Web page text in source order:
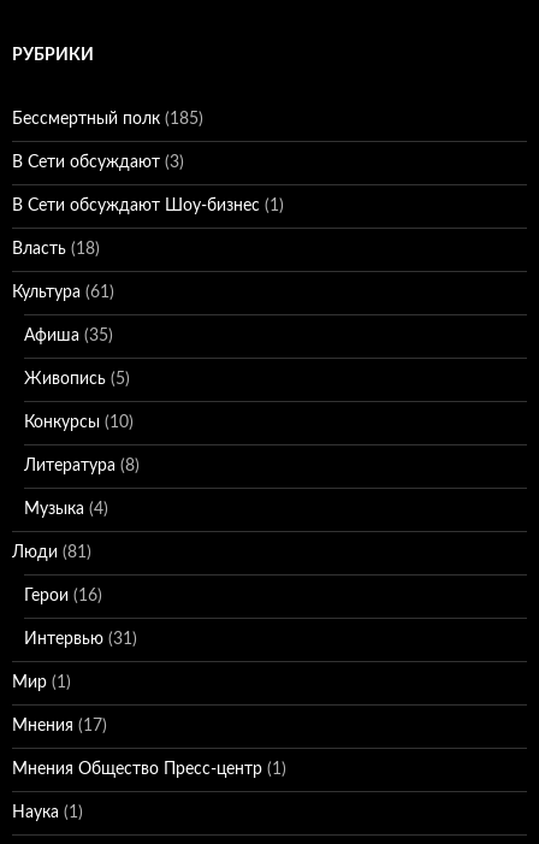
РУБРИКИ
Бессмертный полк (185)
В Сети обсуждают (3)
В Сети обсуждают Шоу-бизнес (1)
Власть (18)
Культура (61)
Афиша (35)
Живопись (5)
Конкурсы (10)
Литература (8)
Музыка (4)
Люди (81)
Герои (16)
Интервью (31)
Мир (1)
Мнения (17)
Мнения Общество Пресс-центр (1)
Наука (1)